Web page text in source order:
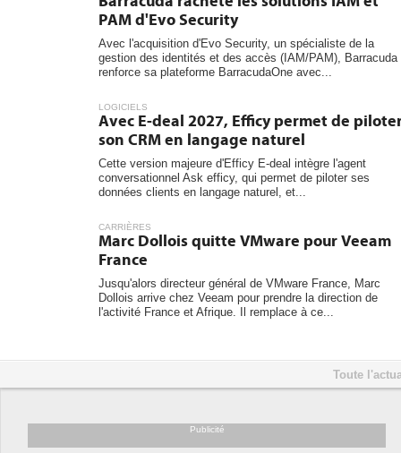
PAM d'Evo Security
Avec l'acquisition d'Evo Security, un spécialiste de la
gestion des identités et des accès (IAM/PAM), Barracuda
renforce sa plateforme BarracudaOne avec...
LOGICIELS
Avec E-deal 2027, Efficy permet de
son CRM en langage naturel
Cette version majeure d'Efficy E-deal intègre l'agent
conversationnel Ask efficy, qui permet de piloter ses
données clients en langage naturel, et...
CARRIÈRES
Marc Dollois quitte VMware pour Veeam
France
Jusqu'alors directeur général de VMware France, Marc
Dollois arrive chez Veeam pour prendre la direction de
l'activité France et Afrique. Il remplace à ce...
Toute
Publicité